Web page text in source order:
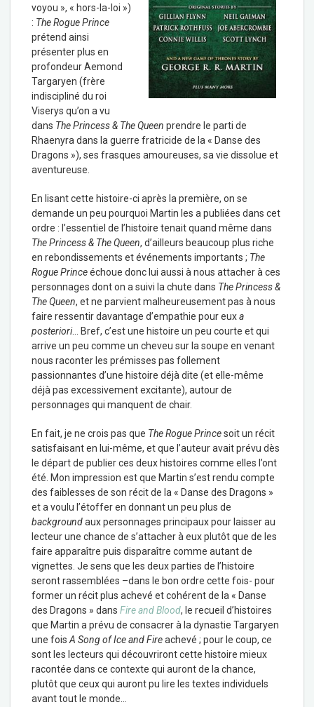
voyou », « hors-la-loi »)
: The Rogue Prince
prétend ainsi
présenter plus en
profondeur Aemond
Targaryen (frère
indiscipliné du roi
Viserys qu’on a vu
dans The Princess & The Queen prendre le parti de
Rhaenyra dans la guerre fratricide de la « Danse des
Dragons »), ses frasques amoureuses, sa vie dissolue et
aventureuse.
En lisant cette histoire-ci après la première, on se
demande un peu pourquoi Martin les a publiées dans cet
ordre : l’essentiel de l’histoire tenait quand même dans
The Princess & The Queen, d’ailleurs beaucoup plus riche
en rebondissements et événements importants ; The
Rogue Princeéchoue donc lui aussi à nous attacher à ces
personnages dont on a suivi la chute dans The Princess &
The Queen, et ne parvient malheureusement pas à nous
faire ressentir davantage d’empathie pour euxa
posteriori… Bref, c’est une histoire un peu courte et qui
arrive un peu comme un cheveu sur la soupe en venant
nous raconter les prémisses pas follement
passionnantes d’une histoire déjà dite (et elle-même
déjà pas excessivement excitante), autour de
personnages qui manquent de chair.
En fait, je ne crois pas que The Rogue Princesoit un récit
satisfaisant en lui-même, et que l’auteur avait prévu dès
le départ de publier ces deux histoires comme elles l’ont
été. Mon impression est que Martin s’est rendu compte
des faiblesses de son récit de la « Danse des Dragons »
et a voulu l’étoffer en donnant un peu plus de
backgroundaux personnages principaux pour laisser au
lecteur une chance de s’attacher à eux plutôt que de les
faire apparaître puis disparaître comme autant de
vignettes. Je sens que les deux parties de l’histoire
seront rassemblées –dans le bon ordre cette fois- pour
former un récit plus achevé et cohérent de la « Danse
des Dragons » dans Fire and Blood, le recueil d’histoires
que Martin a prévu de consacrer à la dynastie Targaryen
une fois A Song of Ice and Fireachevé ; pour le coup, ce
sont les lecteurs qui découvriront cette histoire mieux
racontée dans ce contexte qui auront de la chance,
plutôt que ceux qui auront pu lire les textes individuels
avant tout le monde…